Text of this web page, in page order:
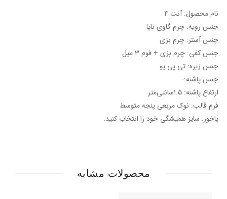
نام محصول: آنت ۴
جنس رویه: چرم گاوی ناپا
جنس آستر: چرم بزی
جنس کفی: چرم بزی + فوم ۳ میل
جنس زیره: تی پی یو
جنس پاشنه:-
ارتفاع پاشنه: ۱.۵سانتی‌متر
فرم قالب: نوک مربعی پنجه متوسط
پاخور: سایز همیشگی خود را انتخاب کنید.
محصولات مشابه